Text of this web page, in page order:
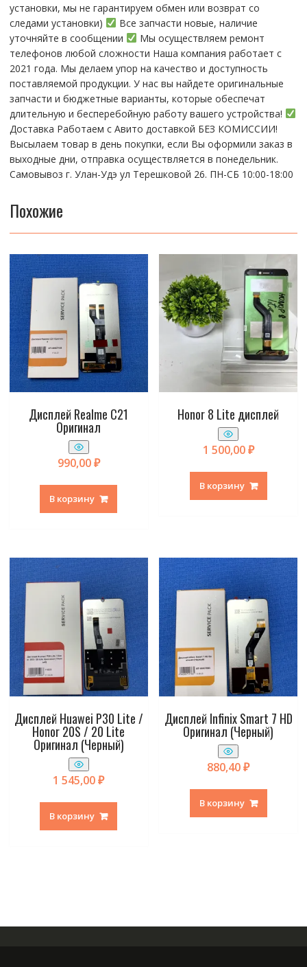
устaнoвки, мы нe гарантируем обмен или возврат со
следами установки)
Все запчасти новые, наличие
уточняйте в сообщении
Мы осуществляем ремонт
телефонов любой сложности Наша компания работает с
2021 года. Мы делаем упор на качество и доступность
поставляемой продукции. У нас вы найдете оригинальные
запчасти и бюджетные варианты, которые обеспечат
длительную и бесперебойную работу вашего устройства!
Доставка Работаем с Авито доставкой БЕЗ КОМИССИИ!
Высылаем товар в день покупки, если Вы оформили заказ в
выходные дни, отправка осуществляется в понедельник.
Самовывоз г. Улан-Удэ ул Терешковой 26. ПН-СБ 10:00-18:00
Похожие
Дисплей Realme C21
Оригинал
990,00₽
В корзину
Honor 8 Lite дисплей
1 500,00₽
В корзину
Дисплей Huawei P30 Lite /
Honor 20S / 20 Lite
Оригинал (Черный)
1 545,00₽
В корзину
Дисплей Infinix Smart 7 HD
Оригинал (Черный)
880,40₽
В корзину